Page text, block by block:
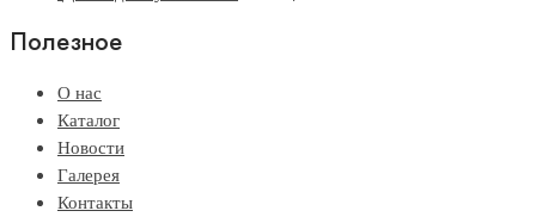
Полезное
О нас
Каталог
Новости
Галерея
Контакты